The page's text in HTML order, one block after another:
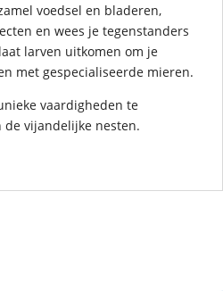
voedsel en bladeren,
en wees je tegenstanders
larven uitkomen om je
met gespecialiseerde mieren.
vaardigheden te
vijandelijke nesten.